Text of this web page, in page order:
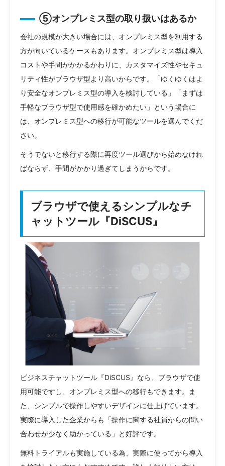
⑤オンプレミス型の取り扱いはあるか
会社の規模が大きい場合には、オンプレミス型を利用する
方が向いているケースもあります。オンプレミス型は導入
コストや手間がかかるかわりに、カスタマイズ性やセキュ
リティ性がブラウザ型より高いからです。「ゆくゆくはよ
り安全なオンプレミス型の導入を検討している」「まずは
手軽なブラウザ型で使用感を確かめたい」という場合に
は、オンプレミス型への移行が可能なツールを選んでくだ
さい。
そうでないと移行する際に再度ツール選びから始めなけれ
ばならず、手間がかかり過ぎてしまうからです。
ブラウザで使えるシンプルなチ
ャットツール『DiSCUS』
ビジネスチャットツール『DiSCUS』なら、ブラウザで使
用可能ですし、オンプレミス型への移行もできます。ま
た、シンプルで操作しやすいデザインに仕上げています。
実際に導入した企業からも「操作に関する社員からの問い
合わせが少なく助かっている」と好評です。
無料トライアルも実施している為、実際に使ってから導入